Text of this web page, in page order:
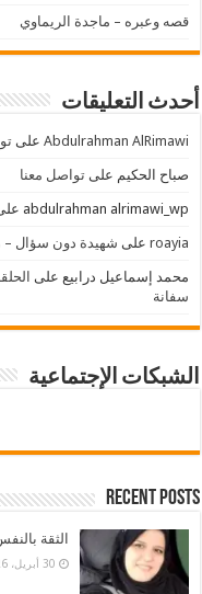
قصه وعبره – ماجدة الريماوي
أحدث التعليقات
Abdulrahman AlRimawi على
صباح الحكيم علىتواصل معنا
abdulrahman alrimawi_wp
roayia على شهيدة دون سؤال –
محمد إسماعيل درابيع على
سفانة
الشبكات الإجتماعية
Recent Posts
الثقة
30 أبريل، 2026